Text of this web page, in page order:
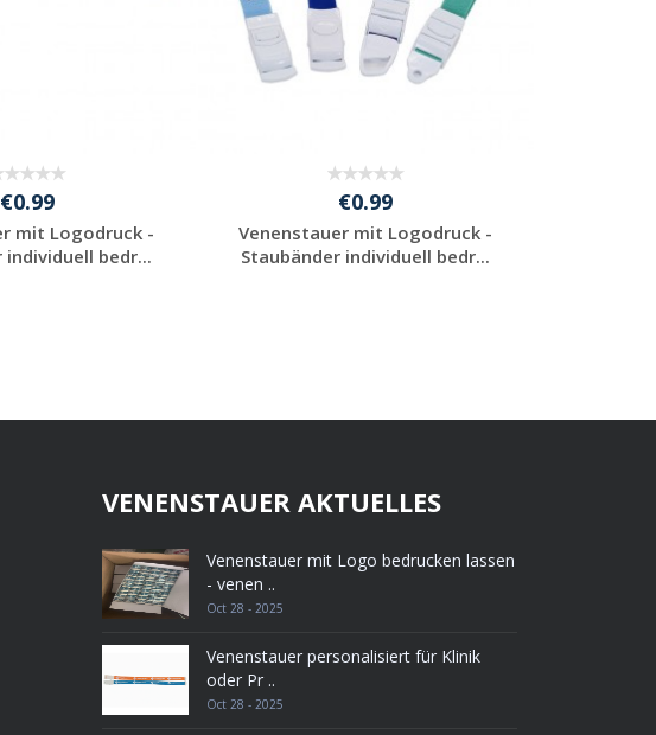
€0.99
mit Logodruck -
individuell bedr...
€0.99
Venenstauer mit Logodruck -
Staubänder individuell bedr...
VENENSTAUER AKTUELLES
Venenstauer mit Logo bedrucken lassen
- venen ..
Oct 28 - 2025
Venenstauer personalisiert für Klinik
oder Pr ..
Oct 28 - 2025